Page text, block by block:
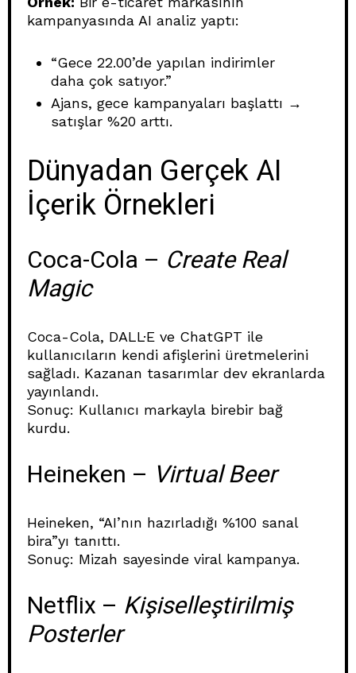
kampanyasında AI analiz yaptı:
“Gece 22.00’de yapılan indirimler
daha çok satıyor.”
Ajans, gece kampanyaları başlattı →
satışlar %20 arttı.
Dünyadan Gerçek AI
İçerik Örnekleri
Coca-Cola – Create Real
Magic
Coca-Cola, DALL·E ve ChatGPT ile
kullanıcıların kendi afişlerini üretmelerini
sağladı. Kazanan tasarımlar dev ekranlarda
yayınlandı.
Sonuç: Kullanıcı markayla birebir bağ
kurdu.
Heineken – Virtual Beer
Heineken, “AI’nın hazırladığı %100 sanal
bira”yı tanıttı.
Sonuç: Mizah sayesinde viral kampanya.
Netflix – Kişiselleştirilmiş
Posterler